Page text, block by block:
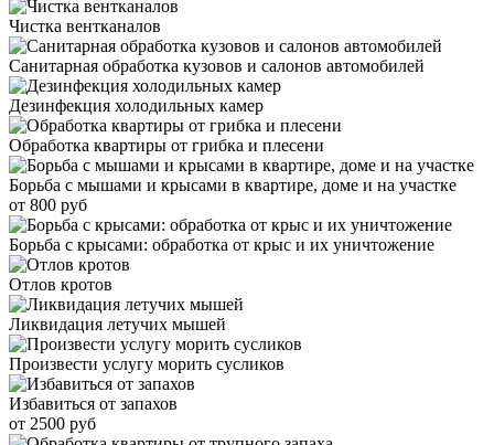
Чистка вентканалов
Санитарная обработка кузовов и салонов автомобилей
Дезинфекция холодильных камер
Обработка квартиры от грибка и плесени
Борьба с мышами и крысами в квартире, доме и на участке
от 800 руб
Борьба с крысами: обработка от крыс и их уничтожение
Отлов кротов
Ликвидация летучих мышей
Произвести услугу морить сусликов
Избавиться от запахов
от 2500 руб